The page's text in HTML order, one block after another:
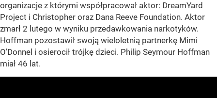
organizacje z którymi współpracował aktor: DreamYard
Project i Christopher oraz Dana Reeve Foundation. Aktor
zmarł 2 lutego w wyniku przedawkowania narkotyków.
Hoffman pozostawił swoją wieloletnią partnerkę Mimi
O’Donnel i osierocił trójkę dzieci. Philip Seymour Hoffman
miał 46 lat.